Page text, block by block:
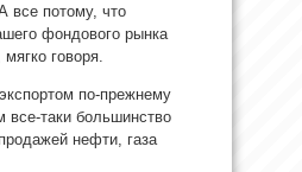
все потому, что
фондового рынка
говоря.
по-прежнему
все-таки большинство
нефти, газа